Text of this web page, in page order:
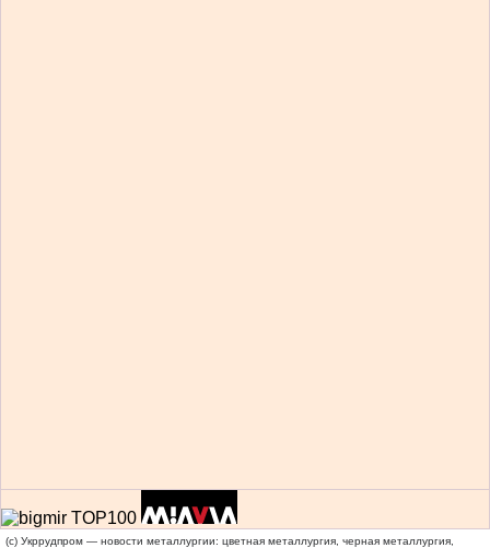
(c) Укррудпром — новости металлургии: цветная металлургия, черная металлургия,